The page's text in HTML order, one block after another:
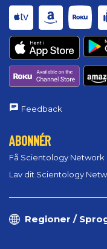
Feedback
ABONNÉR
Få Scientology Network
Lav dit Scientology
Regioner /